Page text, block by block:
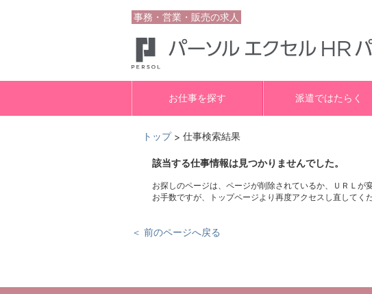
事務・営業・販売の求人
お仕事を探す 派遣ではたらく
トップ > 仕事検索結果
該当する仕事情報は見つかりませんでした。
お探しのページは、ページが削除されているか、ＵＲＬが
お手数ですが、トップページより再度アクセスし直してくだ
＜ 前のページへ戻る